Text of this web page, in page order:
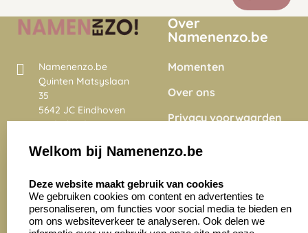
Namenenzo.be
Quinten Matsyslaan
35
5642 JC Eindhoven
Nederland
4028 beoordelingen
Over
Namenenzo.be
Momenten
Over ons
Privacy voorwaarden
Onze vacatures
Zakelijk: Klantenservice:
Welkom bij Namenenzo.be
Deze website maakt gebruik van cookies
We gebruiken cookies om content en advertenties te
personaliseren, om functies voor social media te bieden en
om ons websiteverkeer te analyseren. Ook delen we